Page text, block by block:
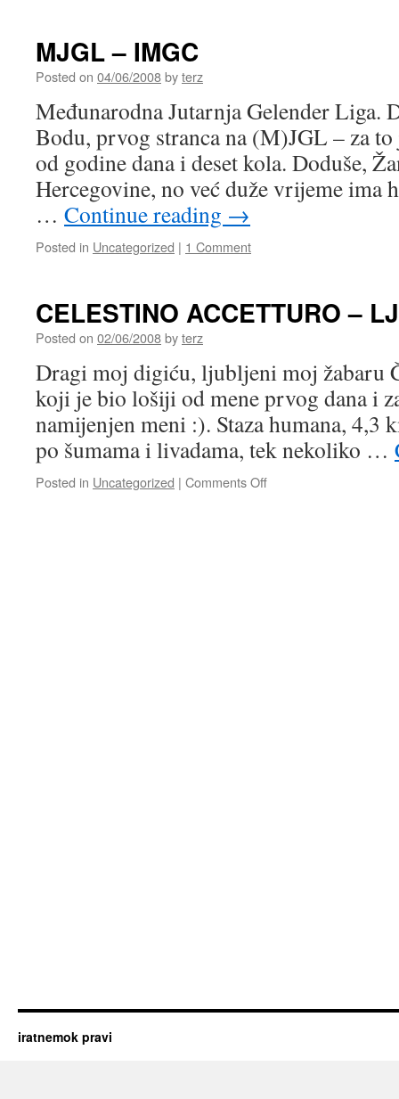
MJGL – IMGC
Posted on 04/06/2008byterz
Međunarodna Jutarnja Gelender Liga.
Bodu, prvog stranca na (M)JGL – za
od godine dana i deset kola. Doduše,
Hercegovine, no već duže vrijeme ima
… Continue reading →
Posted in Uncategorized | 1 Comment
CELESTINO ACCETTURO –
Posted on 02/06/2008byterz
Dragi moj digiću, ljubljeni moj žabaru
koji je bio lošiji od mene prvog dana i
namijenjen meni :). Staza humana, 4,3
po šumama i livadama, tek nekoliko …
Posted in Uncategorized | Comments Offon
iratnemok pravi